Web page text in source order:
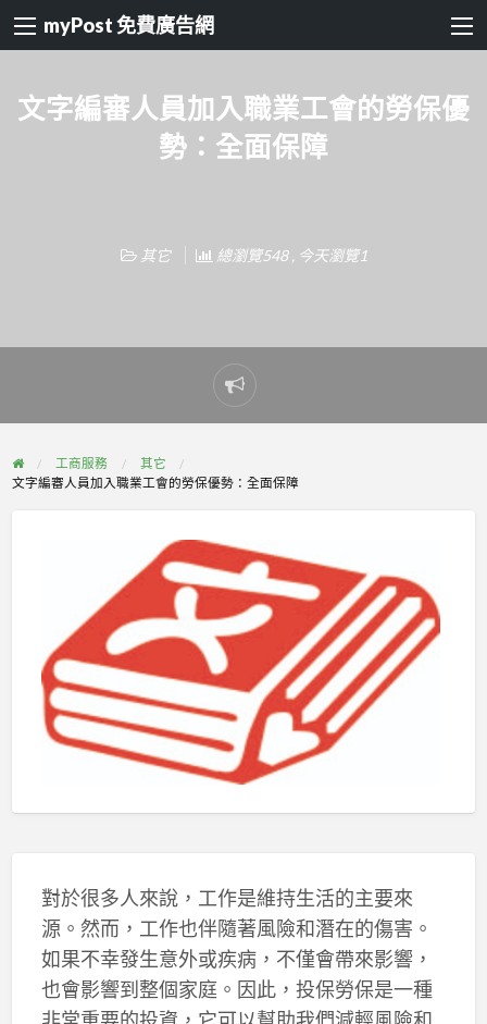
myPost 免費廣告網
文字編審人員加入職業工會的勞保優
勢：全面保障
其它 總瀏覽548 , 今天瀏覽1
Report
problem
工商服務
其它
文字編審人員加入職業工會的勞保優勢：全面保障
對於很多人來說，工作是維持生活的主要來
源。然而，工作也伴隨著風險和潛在的傷害。
如果不幸發生意外或疾病，不僅會帶來影響，
也會影響到整個家庭。因此，投保勞保是一種